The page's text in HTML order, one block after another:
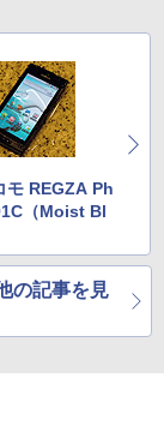
モ REGZA Ph
（Moist Bl
の記事を見